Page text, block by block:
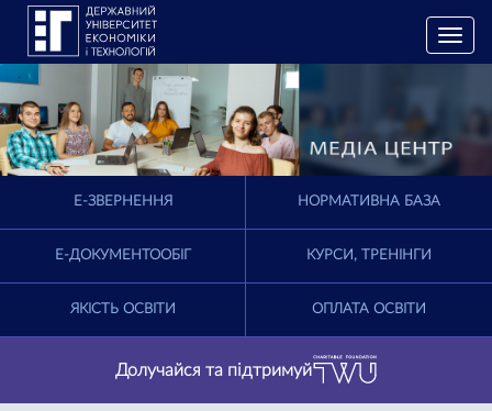
T
o
e
i
a
E-ЗВЕРНЕННЯ НОРМАТИВНА БАЗА
Е-ДОКУМЕНТООБІГ КУРСИ, ТРЕНІНГИ
ЯКІСТЬ ОСВІТИ ОПЛАТА ОСВІТИ
Долучайся та підтримуй